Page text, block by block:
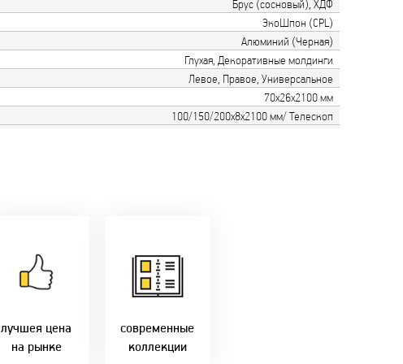
Брус (сосновый), ХДФ
ЭкоШпон (CPL)
Алюминий (Черная)
Глухая, Декоративные молдинги
Левое, Правое, Универсальное
70х26х2100 мм
100/150/200х8х2100 мм/ Телескоп
лучшея цена
на рынке
фабрики!
Предлагаем
только лучшие
современные
коллекции
самыми
современным
стилями и